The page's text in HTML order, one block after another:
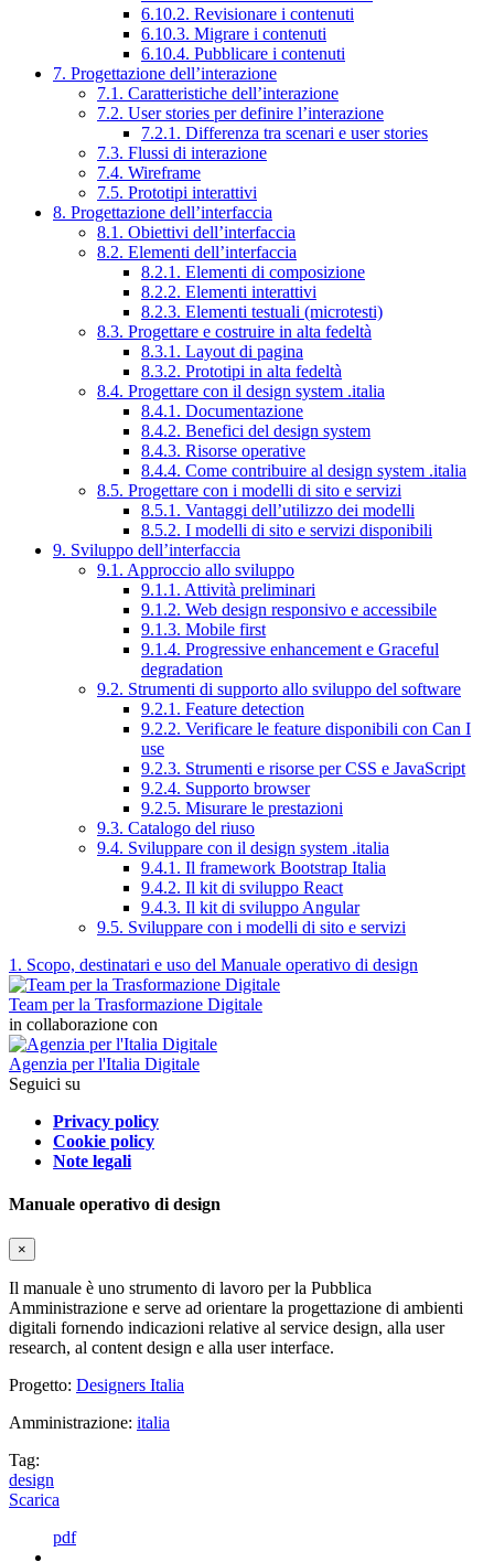
6.10.2. Revisionare i contenuti
6.10.3. Migrare i contenuti
6.10.4. Pubblicare i contenuti
7. Progettazione dell’interazione
7.1. Caratteristiche dell’interazione
7.2. User stories per definire l’interazione
7.2.1. Differenza tra scenari e user stories
7.3. Flussi di interazione
7.4. Wireframe
7.5. Prototipi interattivi
8. Progettazione dell’interfaccia
8.1. Obiettivi dell’interfaccia
8.2. Elementi dell’interfaccia
8.2.1. Elementi di composizione
8.2.2. Elementi interattivi
8.2.3. Elementi testuali (microtesti)
8.3. Progettare e costruire in alta fedeltà
8.3.1. Layout di pagina
8.3.2. Prototipi in alta fedeltà
8.4. Progettare con il design system .italia
8.4.1. Documentazione
8.4.2. Benefici del design system
8.4.3. Risorse operative
8.4.4. Come contribuire al design system .italia
8.5. Progettare con i modelli di sito e servizi
8.5.1. Vantaggi dell’utilizzo dei modelli
8.5.2. I modelli di sito e servizi disponibili
9. Sviluppo dell’interfaccia
9.1. Approccio allo sviluppo
9.1.1. Attività preliminari
9.1.2. Web design responsivo e accessibile
9.1.3. Mobile first
9.1.4. Progressive enhancement e Graceful
degradation
9.2. Strumenti di supporto allo sviluppo del software
9.2.1. Feature detection
9.2.2. Verificare le feature disponibili con Can I
use
9.2.3. Strumenti e risorse per CSS e JavaScript
9.2.4. Supporto browser
9.2.5. Misurare le prestazioni
9.3. Catalogo del riuso
9.4. Sviluppare con il design system .italia
9.4.1. Il framework Bootstrap Italia
9.4.2. Il kit di sviluppo React
9.4.3. Il kit di sviluppo Angular
9.5. Sviluppare con i modelli di sito e servizi
1. Scopo, destinatari e uso del Manuale operativo di design
Team per la Trasformazione Digitale
in collaborazione con
Agenzia per l'Italia Digitale
Seguici su
Privacy policy
Cookie policy
Note legali
Manuale operativo di design
×
Il manuale è uno strumento di lavoro per la Pubblica
Amministrazione e serve ad orientare la progettazione di ambienti
digitali fornendo indicazioni relative al service design, alla user
research, al content design e alla user interface.
Progetto: Designers Italia
Amministrazione: italia
Tag:
design
Scarica
pdf